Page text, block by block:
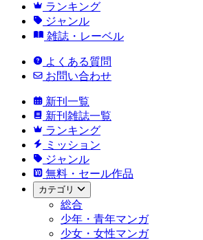
ランキング
ジャンル
雑誌・レーベル
よくある質問
お問い合わせ
新刊一覧
新刊雑誌一覧
ランキング
ミッション
ジャンル
無料・セール作品
カテゴリ
総合
少年・青年マンガ
少女・女性マンガ